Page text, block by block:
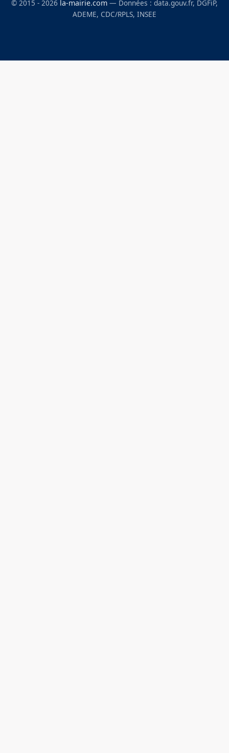
© 2015 - 2026 la-mairie.com — Données : data.gouv.fr, DGFiP,
ADEME, CDC/RPLS, INSEE